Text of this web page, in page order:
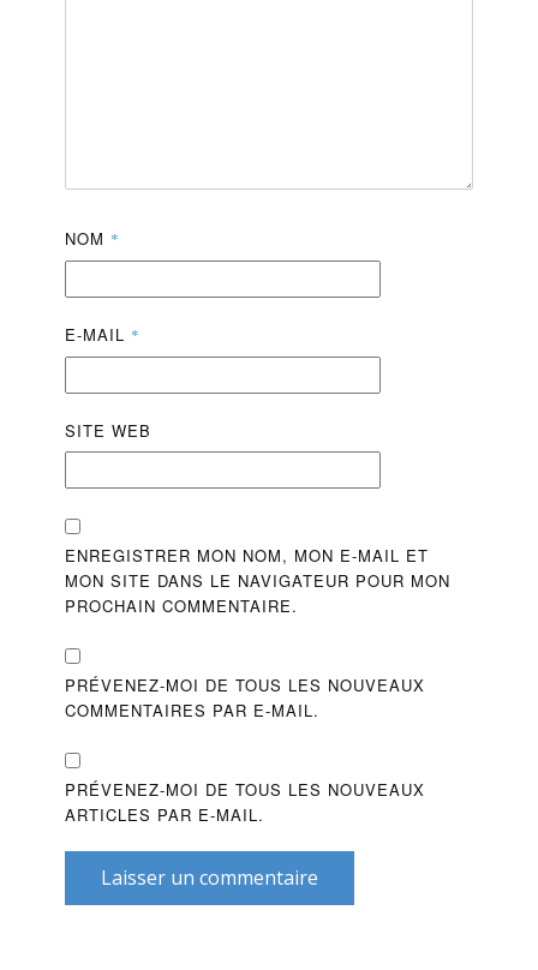
NOM *
E-MAIL *
SITE WEB
ENREGISTRER MON NOM, MON E-MAIL ET
MON SITE DANS LE NAVIGATEUR POUR MON
PROCHAIN COMMENTAIRE.
PRÉVENEZ-MOI DE TOUS LES NOUVEAUX
COMMENTAIRES PAR E-MAIL.
PRÉVENEZ-MOI DE TOUS LES NOUVEAUX
ARTICLES PAR E-MAIL.
Laisser un commentaire